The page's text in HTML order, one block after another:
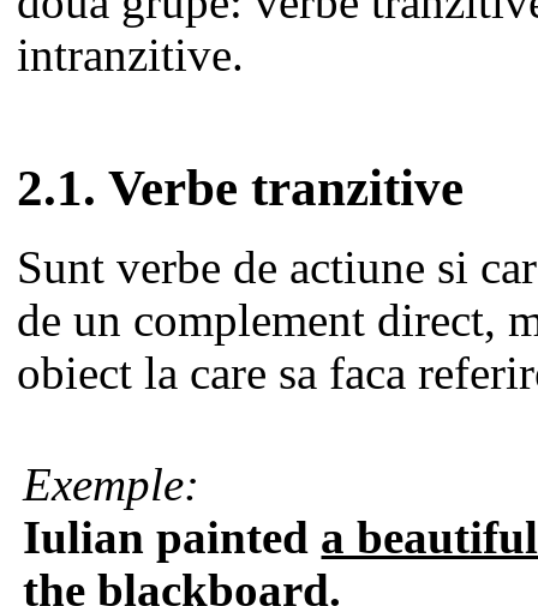
intranzitive.
2.1. Verbe tranzitive
Sunt verbe de actiune si
de un complement direct,
obiect la care sa faca
Exemple:
Iulianpainted a
the blackboard.